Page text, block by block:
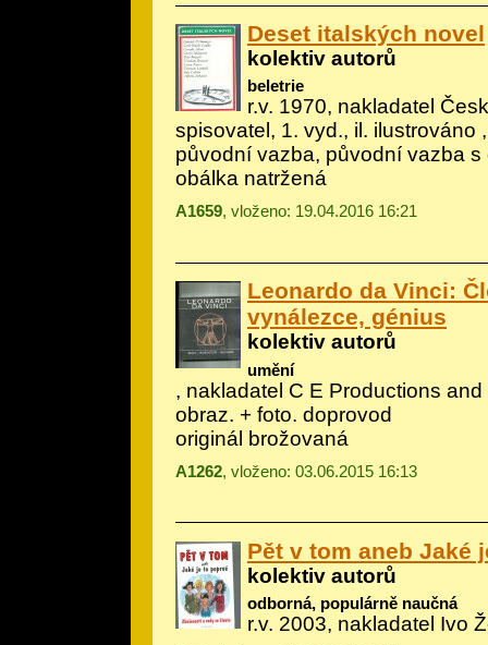
Deset italských novel
kolektiv autorů
beletrie
r.v. 1970, nakladatel
spisovatel, 1. vyd., il. ilustrováno
původní vazba, původní vazba s
obálka natržená
A1659, vloženo: 19.04.2016 16:21
Leonardo da Vinci:
vynálezce, génius
kolektiv autorů
umění
, nakladatel C E Productions
obraz. + foto. doprovod
originál brožovaná
A1262, vloženo: 03.06.2015 16:13
Pět v tom aneb Jaké
kolektiv autorů
odborná, populárně naučná
r.v. 2003, nakladatel Ivo